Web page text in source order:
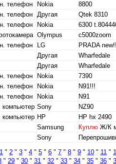
телефон Nokia 8800
телефон Другая Qtek 8310
телефон Nokia 6300
Olympus c5000zoom
телефон LG PRADA
Другая Wharfedale
Другая Wharfedale
телефон Nokia 7390
телефон Nokia N91!!!
телефон Nokia N91
компьютер Sony NZ90
компьютер HP HP hx 2490
Samsung Куплю Ж/К
Sony
1 " 2 " 3 " 4 " 5 " 6 " 7 " 8 " 9 " 10 " 11 "
" 29 " 30 " 31 " 32 " 33 " 34 " 35 " 36 "